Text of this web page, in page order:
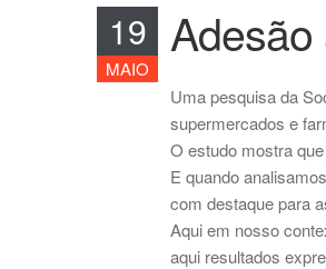
19
MAIO
Uma pesquisa da
supermercados e
O estudo mostra
E quando
com destaque para
Aqui em nosso
aqui resultados